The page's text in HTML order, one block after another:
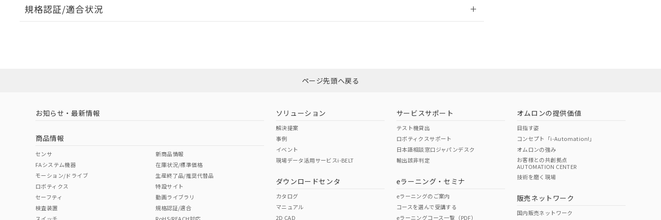
EU RoHS 注意事項・凡例
ダウンロードはこちら
中国 RoHS 注意事項・凡例
中国 RoHS表
Pb Hg Cr(VI)
O O
規格認証/適合状況
（イギリス
（ノルウェー
（日本
（アメリカ
この製品の規格認証/適合状況ページへ
その他の認証はこちらのページからご検索ください
ページ先頭へ戻る
お知らせ・最新情報
商品情報
センサ
FAシステム機器
モーション/ドライブ
ロボティクス
セーフティ
検査装置
新商品情報
在庫状況/標準価格
生産終了品/推奨代替品
特設サイト
動画ライブラリ
規格認証/適合
ソリューション
解決提案
事例
イベント
現場データ活用サービスi-BELT
ダウンロードセンタ
カタログ
マニュアル
2D CAD
サービスサポート
テスト機貸出
ロボティクスサポート
日本語相談窓口ジャパンデスク
輸出該非判定
eラーニング・セミナ
eラーニングのご案内
コースを選んで受講する
eラーニングコース一覧（PDF）
オムロンの提供価値
目指す姿
コンセプト「i-Automation!」
オムロンの強み
お客様との共創拠点
AUTOMATION CENTER
技術を磨く現場
販売ネットワーク
国内販売ネットワーク